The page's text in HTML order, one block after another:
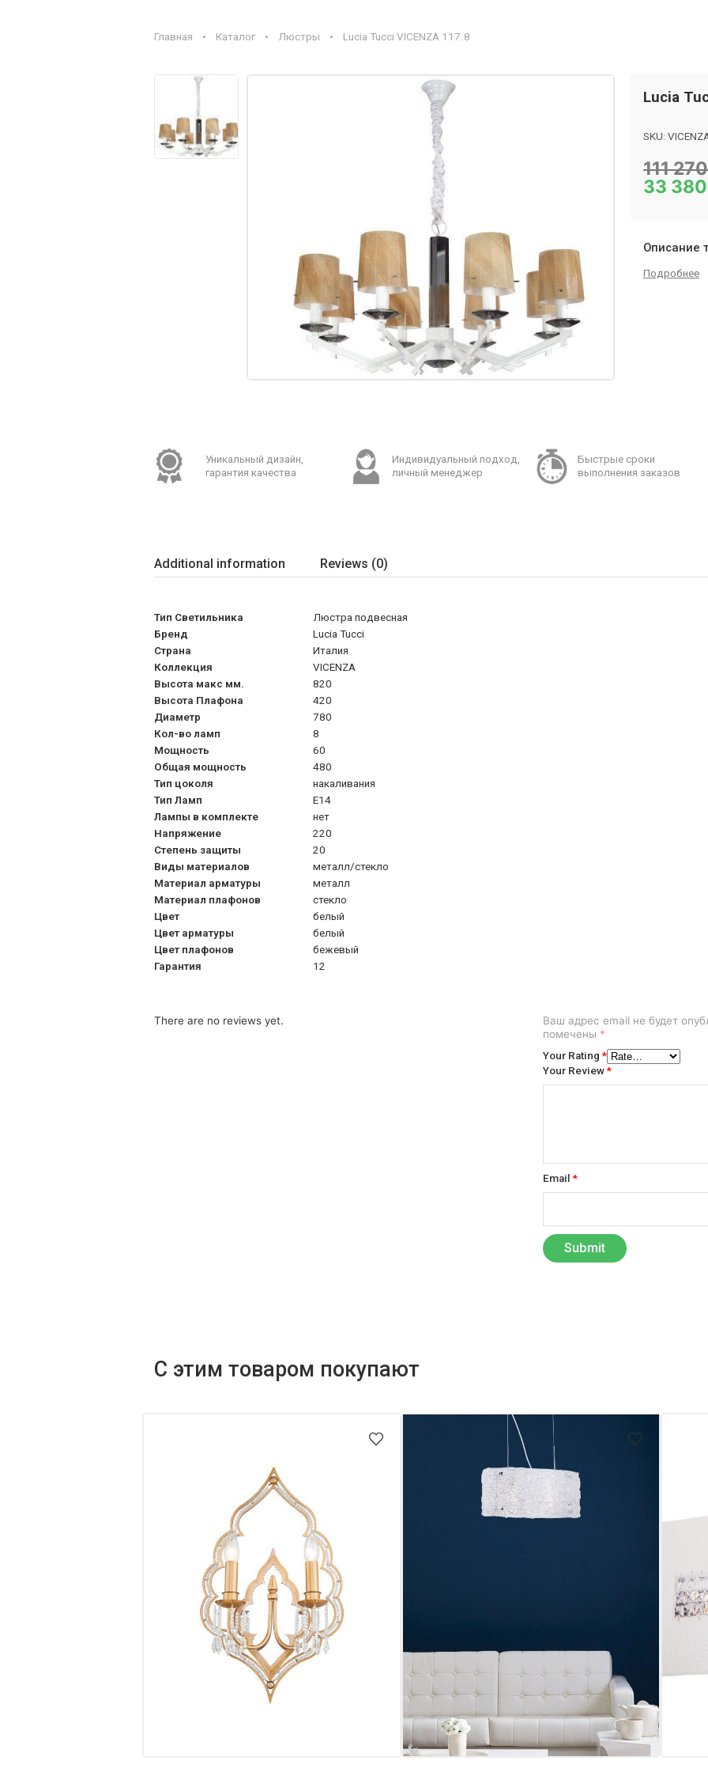
Главная • Каталог• Люстры • Lucia Tucci VICENZA 117.8
Lucia
SKU:
Category:
111
33 380
Описание
Подробнее
Уникальный дизайн,
гарантия качества
Индивидуальный подход,
личный менеджер
Быстрые сроки
выполнения заказов
Additional information Reviews (0)
Тип Светильника
Люстра подвесная
Бренд
Lucia Tucci
Страна
Италия
Коллекция
VICENZA
Высота макс мм.
820
Высота Плафона
420
Диаметр
780
Кол-во ламп
8
Мощность
60
Общая мощность
480
Тип цоколя
накаливания
Тип Ламп
Е14
Лампы в комплекте
нет
Напряжение
220
Степень защиты
20
Виды материалов
металл/стекло
Материал арматуры
металл
Материал плафонов
стекло
Цвет
белый
Цвет арматуры
белый
Цвет плафонов
бежевый
Гарантия
12
There are no reviews yet. Ваш адрес email не будет
помечены *
Your Rating*
Your Review*
Email*
С этим товаром покупают